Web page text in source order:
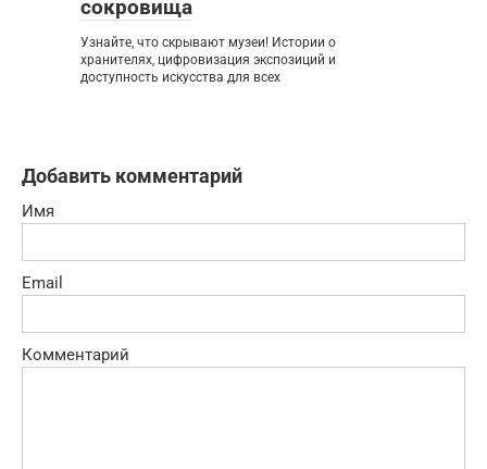
сокровища
Узнайте, что скрывают музеи! Истории о
хранителях, цифровизация экспозиций и
доступность искусства для всех
Добавить комментарий
Имя
Email
Комментарий